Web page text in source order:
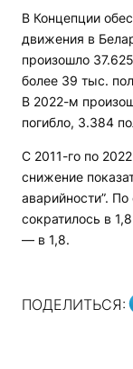
В Концепции
движения в
произошло
более 39 тыс.
В 2022-м
погибло, 3.384
С 2011-го по
снижение
аварийности”.
сократилось в
— в 1,8.
ПОДЕЛИТЬСЯ: